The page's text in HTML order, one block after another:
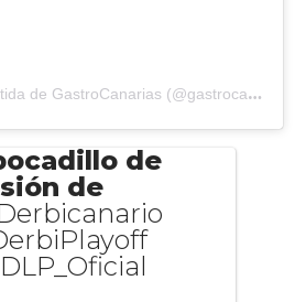
Una publicación compartida de GastroCanarias (@gastrocanarias)
de
de